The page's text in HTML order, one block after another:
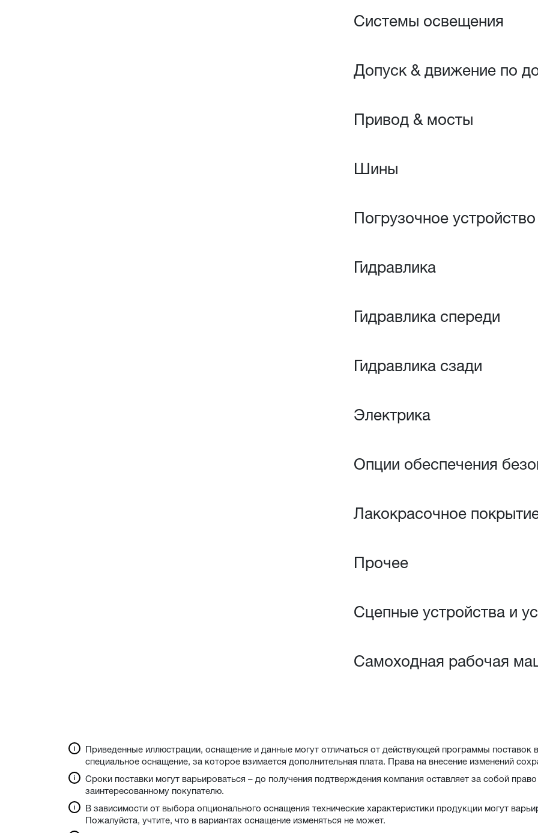
Системы освещения
Допуск & движение по
Привод & мосты
Шины
Погрузочное устройство
Гидравлика
Гидравлика спереди
Гидравлика сзади
Электрика
Опции обеспечения
Лакокрасочное
Прочее
Сцепные устройства и
Самоходная рабочая
Приведенные иллюстрации, оснащение и данные могут отличаться от действующей программы
специальное оснащение, за которое взимается дополнительная плата. Права на внесение изменений
Сроки поставки могут варьироваться – до получения подтверждения компания оставляет за собой
заинтересованному покупателю.
В зависимости от выбора опционального оснащения технические характеристики продукции могут
Пожалуйста, учтите, что в вариантах оснащение изменяться не может.